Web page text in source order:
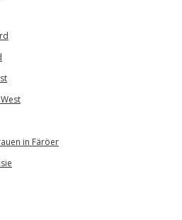
in Färöer